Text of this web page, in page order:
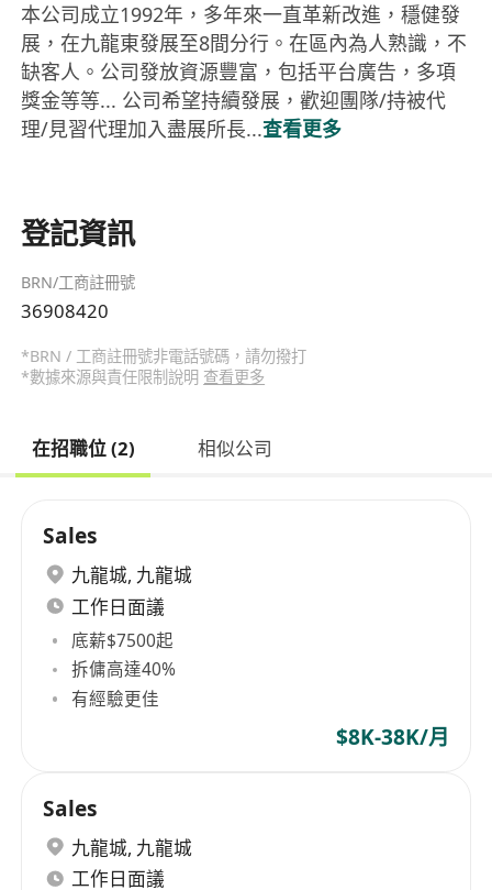
本公司成立1992年，多年來一直革新改進，穩健發
展，在九龍東發展至8間分行。在區內為人熟識，不
缺客人。公司發放資源豐富，包括平台廣告，多項
獎金等等... 公司希望持續發展，歡迎團隊/持被代
理/見習代理加入盡展所長...查看更多
登記資訊
BRN/工商註冊號
36908420
*BRN / 工商註冊號非電話號碼，請勿撥打
*數據來源與責任限制說明 查看更多
在招職位 (2) 相似公司
Sales
九龍城, 九龍城
工作日面議
底薪$7500起
拆傭高達40%
有經驗更佳
$8K-38K/月
Sales
九龍城, 九龍城
工作日面議